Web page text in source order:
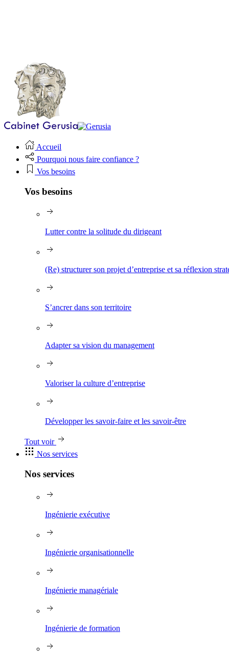
Accueil
Pourquoi nous faire confiance ?
Vos besoins
Vos besoins
Lutter contre la solitude du dirigeant
(Re) structurer son projet d’entreprise et sa réflexion
S’ancrer dans son territoire
Adapter sa vision du management
Valoriser la culture d’entreprise
Développer les savoir-faire et les savoir-être
Tout voir
Nos services
Nos services
Ingénierie exécutive
Ingénierie organisationnelle
Ingénierie managériale
Ingénierie de formation